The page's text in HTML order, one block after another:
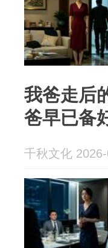
我爸走后
爸早已备
千秋文化